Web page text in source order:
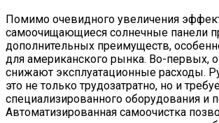
Помимо очевидного увеличения
самоочищающиеся солнечные панели
дополнительных преимуществ,
для американского рынка. Во-первых,
снижают эксплуатационные расходы.
это не только трудозатратно, но и
специализированного оборудования и
Автоматизированная самоочистка